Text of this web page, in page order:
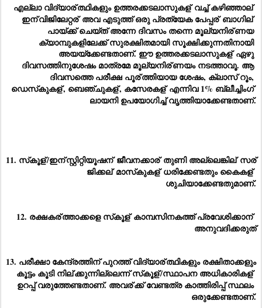
എല്ലാ വിദ്യാര്ത്ഥികളും ഉത്തരക്കടലാസുകള് വച്ച് കഴിഞ്ഞാല്
ഇന്വിജിലേറ്റര് അവ എടുത്ത് ഒരു പ്രത്യേക പേപ്പര് ബാഗില്
പായ്ക്ക് ചെയ്ത് അന്നേ ദിവസം തന്നെ മൂല്യനിര്ണയ
ക്യാമ്പുകളിലേക്ക് സുരക്ഷിതമായി സൂക്ഷിക്കുന്നതിനായി
അയയ്‌ക്കേണ്ടതാണ്. ഈ ഉത്തരക്കടലാസുകള് ഏഴു
ദിവസത്തിനുശേഷം മാത്രമേ മൂല്യനിര്ണയം നടത്താവൂ. ആ
ദിവസത്തെ പരീക്ഷ പൂര്ത്തിയായ ശേഷം, ക്ലാസ് റൂം,
ഡെസ്‌കുകള്, ബെഞ്ചുകള്, കസേരകള് എന്നിവ 1% ബ്ലീച്ചിംഗ്
ലായനി ഉപയോഗിച്ച് വൃത്തിയാക്കേണ്ടതാണ്.
11. സ്‌കൂള്/ഇന്സ്റ്റിറ്റിയൂഷന് ജീവനക്കാര് തുണി അല്ലെങ്കില് സര്
ജിക്കല്
മാസ്‌കുകള് ധരിക്കേണ്ടതും കൈകള്
ശുചിയാക്കേണ്ടതുമാണ്.
12. രക്ഷകര് ത്താക്കളെ സ്‌കൂള് കാമ്പസിനകത്ത് പ്രവേശിക്കാന്
അനുവദിക്കരുത്
13. പരീക്ഷാ കേന്ദ്രത്തിന് പുറത്ത് വിദ്യാര്ത്ഥികളും രക്ഷിതാക്കളും
കൂട്ടം കൂടി നില്
ക്കുന്നില്ലെന്ന് സ്‌കൂള്/സ്ഥാപന അധികാരികള്
ഉറപ്പ് വരുത്തേണ്ടതാണ്. അവര്ക്ക് വേണ്ടത്ര കാത്തിരിപ്പ് സ്ഥലം
ഒരുക്കേണ്ടതാണ്.